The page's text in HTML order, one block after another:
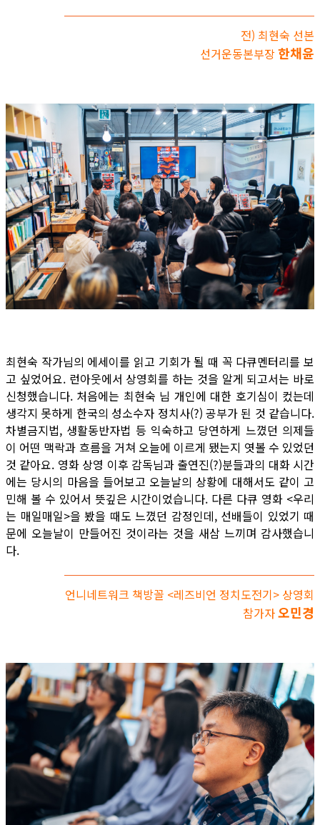
전) 최현숙 선본
선거운동본부장한채윤
최현숙 작가님의 에세이를 읽고 기회가 될 때 꼭 다큐멘터리를 보
고 싶었어요. 런아웃에서 상영회를 하는 것을 알게 되고서는 바로
신청했습니다. 처음에는 최현숙 님 개인에 대한 호기심이 컸는데
생각지 못하게 한국의 성소수자 정치사(?) 공부가 된 것 같습니다.
차별금지법, 생활동반자법 등 익숙하고 당연하게 느꼈던 의제들
이 어떤 맥락과 흐름을 거쳐 오늘에 이르게 됐는지 엿볼 수 있었던
것 같아요. 영화 상영 이후 감독님과 출연진(?)분들과의 대화 시간
에는 당시의 마음을 들어보고 오늘날의 상황에 대해서도 같이 고
민해 볼 수 있어서 뜻깊은 시간이었습니다. 다른 다큐 영화 <우리
는 매일매일>을 봤을 때도 느꼈던 감정인데, 선배들이 있었기 때
문에 오늘날이 만들어진 것이라는 것을 새삼 느끼며 감사했습니
다.
언니네트워크 책방꼴 <레즈비언 정치도전기> 상영회
참가자오민경